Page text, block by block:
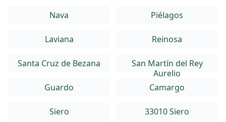
Nava Piélagos
Laviana Reinosa
Santa Cruz de Bezana
San Martín del Rey
Aurelio
Guardo
Camargo
Siero 33010 Siero